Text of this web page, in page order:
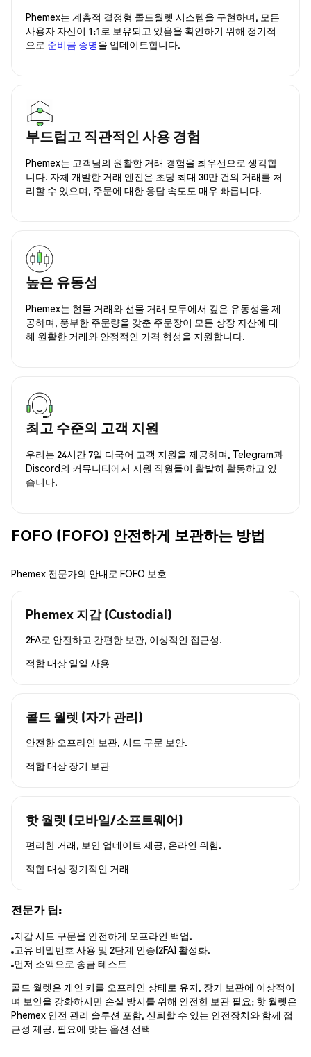
Phemex는 계층적 결정형 콜드월렛 시스템을 구현하며, 모든
사용자 자산이 1:1로 보유되고 있음을 확인하기 위해 정기적
으로 준비금 증명을 업데이트합니다.
부드럽고 직관적인 사용 경험
Phemex는 고객님의 원활한 거래 경험을 최우선으로 생각합
니다. 자체 개발한 거래 엔진은 초당 최대 30만 건의 거래를 처
리할 수 있으며, 주문에 대한 응답 속도도 매우 빠릅니다.
높은 유동성
Phemex는 현물 거래와 선물 거래 모두에서 깊은 유동성을 제
공하며, 풍부한 주문량을 갖춘 주문장이 모든 상장 자산에 대
해 원활한 거래와 안정적인 가격 형성을 지원합니다.
최고 수준의 고객 지원
우리는 24시간 7일 다국어 고객 지원을 제공하며, Telegram과
Discord의 커뮤니티에서 지원 직원들이 활발히 활동하고 있
습니다.
FOFO (FOFO) 안전하게 보관하는 방법
Phemex 전문가의 안내로 FOFO 보호
Phemex 지갑 (Custodial)
2FA로 안전하고 간편한 보관, 이상적인 접근성.
적합 대상 일일 사용
콜드 월렛 (자가 관리)
안전한 오프라인 보관, 시드 구문 보안.
적합 대상 장기 보관
핫 월렛 (모바일/소프트웨어)
편리한 거래, 보안 업데이트 제공, 온라인 위험.
적합 대상 정기적인 거래
전문가 팁:
지갑 시드 구문을 안전하게 오프라인 백업.
고유 비밀번호 사용 및 2단계 인증(2FA) 활성화.
먼저 소액으로 송금 테스트
콜드 월렛은 개인 키를 오프라인 상태로 유지, 장기 보관에 이상적이
며 보안을 강화하지만 손실 방지를 위해 안전한 보관 필요; 핫 월렛은
Phemex 안전 관리 솔루션 포함, 신뢰할 수 있는 안전장치와 함께 접
근성 제공. 필요에 맞는 옵션 선택